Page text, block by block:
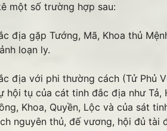
một số trường hợp sau:
địa gặp Tướng, Mã, Khoa thủ
loạn ly.
địa với phi thường cách (Tử Phủ
hội tụ của cát tinh đắc địa như Tả,
Khoa, Quyền, Lộc và của sát
nguyên thủ, đế vương, hội đủ